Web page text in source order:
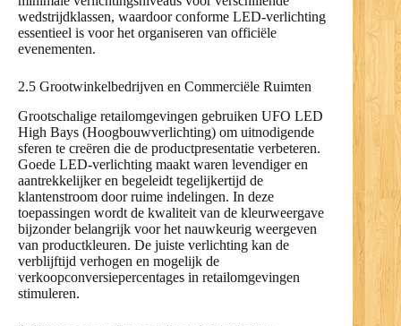
wedstrijdklassen, waardoor conforme LED-verlichting
essentieel is voor het organiseren van officiële
evenementen.
2.5 Grootwinkelbedrijven en Commerciële Ruimten
Grootschalige retailomgevingen gebruiken UFO LED
High Bays (Hoogbouwverlichting) om uitnodigende
sferen te creëren die de productpresentatie verbeteren.
Goede LED-verlichting maakt waren levendiger en
aantrekkelijker en begeleidt tegelijkertijd de
klantenstroom door ruime indelingen. In deze
toepassingen wordt de kwaliteit van de kleurweergave
bijzonder belangrijk voor het nauwkeurig weergeven
van productkleuren. De juiste verlichting kan de
verblijftijd verhogen en mogelijk de
verkoopconversiepercentages in retailomgevingen
stimuleren.